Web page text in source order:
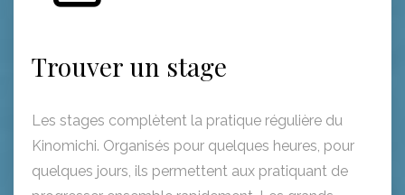
Trouver un stage
Les stages complètent la pratique régulière du
Kinomichi. Organisés pour quelques heures, pour
quelques jours, ils permettent aux pratiquant de